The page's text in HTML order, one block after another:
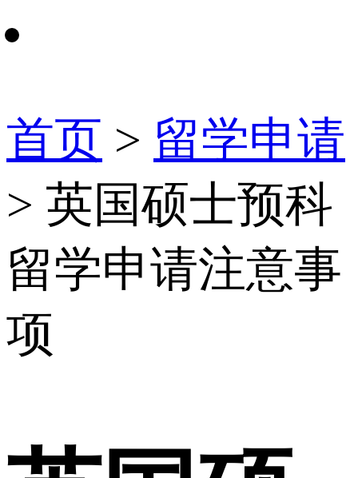
首页 > 留学申请
> 英国硕士预科
留学申请注意事
项